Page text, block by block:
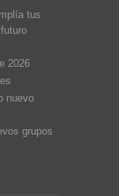
tus
2026
nuevo
grupos